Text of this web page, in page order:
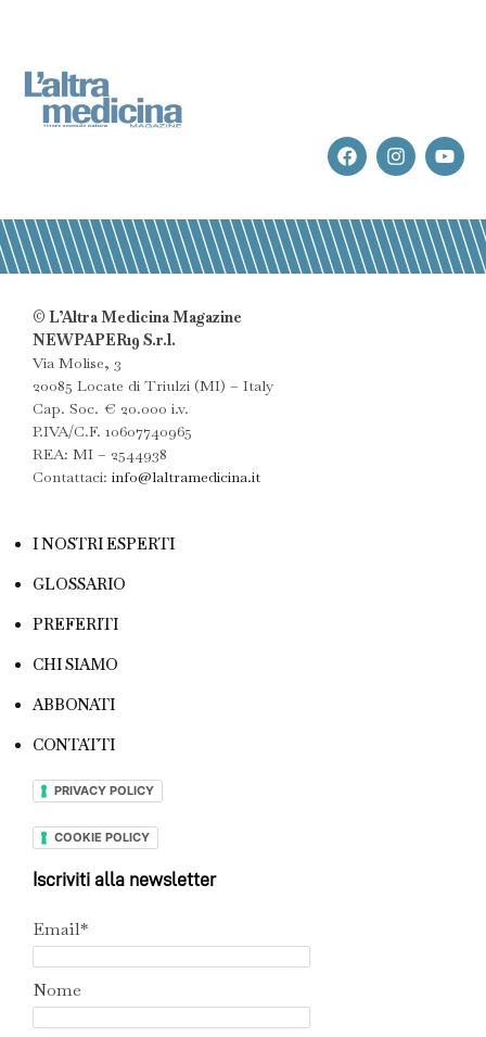
© L’Altra Medicina Magazine
NEWPAPER19 S.r.l.
Via Molise, 3
20085 Locate di Triulzi (MI) – Italy
Cap. Soc. € 20.000 i.v.
P.IVA/C.F. 10607740965
REA: MI – 2544938
Contattaci: info@laltramedicina.it
I NOSTRI ESPERTI
GLOSSARIO
PREFERITI
CHI SIAMO
ABBONATI
CONTATTI
PRIVACY POLICY
COOKIE POLICY
Iscriviti alla newsletter
Email*
Nome